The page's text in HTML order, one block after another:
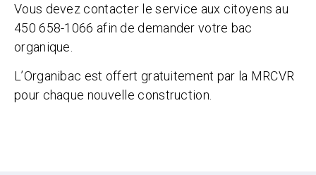
Vous devez contacter le service aux citoyens au
450 658-1066 afin de demander votre bac
organique.
L’Organibac est offert gratuitement par la MRCVR
pour chaque nouvelle construction.